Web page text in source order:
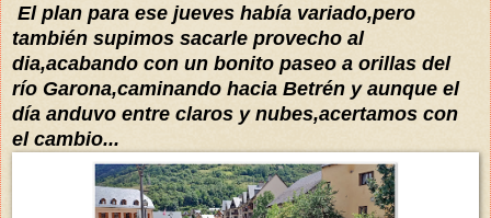
El plan para ese jueves había variado,pero
también supimos sacarle provecho al
dia,acabando con un bonito paseo a orillas del
río Garona,caminando hacia Betrén y aunque el
día anduvo entre claros y nubes,acertamos con
el cambio...